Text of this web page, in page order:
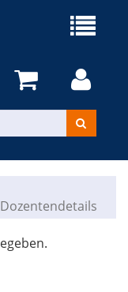
Dozentendetails